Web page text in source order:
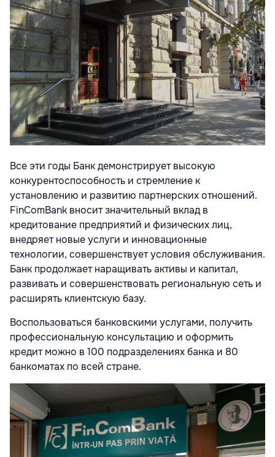
Все эти годы Банк демонстрирует высокую
конкурентоспособность и стремление к
установлению и развитию партнерских отношений.
FinComBank вносит значительный вклад в
кредитование предприятий и физических лиц,
внедряет новые услуги и инновационные
технологии, совершенствует условия обслуживания.
Банк продолжает наращивать активы и капитал,
развивать и совершенствовать региональную сеть и
расширять клиентскую базу.
Воспользоваться банковскими услугами, получить
профессиональную консультацию и оформить
кредит можно в 100 подразделениях банка и 80
банкоматах по всей стране.